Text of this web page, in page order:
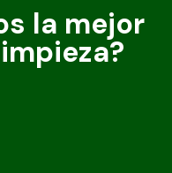
la mejor